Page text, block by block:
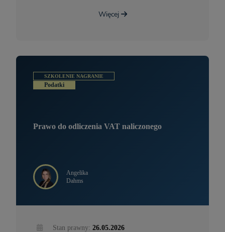
Więcej
SZKOLENIE NAGRANIE
Podatki
Prawo do odliczenia VAT naliczonego
Angelika
Dahms
Stan prawny: 26.05.2026